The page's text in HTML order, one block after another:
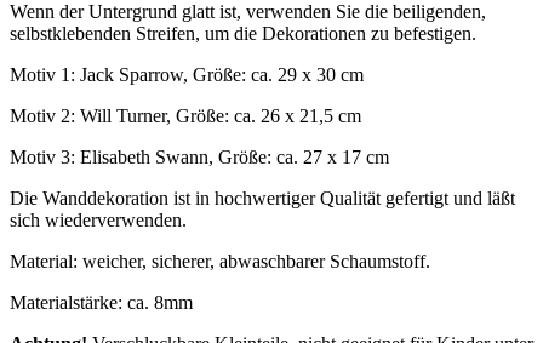
Wenn der Untergrund glatt ist, verwenden Sie die beiligenden,
selbstklebenden Streifen, um die Dekorationen zu befestigen.
Motiv 1: Jack Sparrow, Größe: ca. 29 x 30 cm
Motiv 2: Will Turner, Größe: ca. 26 x 21,5 cm
Motiv 3: Elisabeth Swann, Größe: ca. 27 x 17 cm
Die Wanddekoration ist in hochwertiger Qualität gefertigt und läßt
sich wiederverwenden.
Material: weicher, sicherer, abwaschbarer Schaumstoff.
Materialstärke: ca. 8mm